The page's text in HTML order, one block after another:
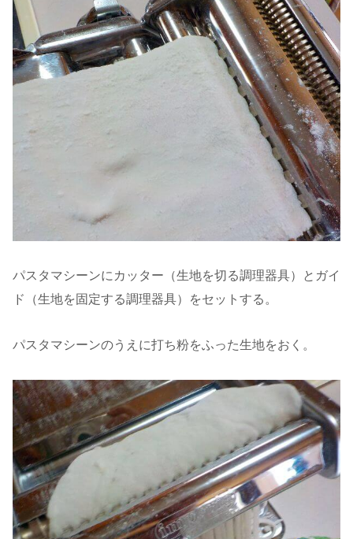
パスタマシーンにカッター（生地を切る調理器具）とガイ
ド（生地を固定する調理器具）をセットする。
パスタマシーンのうえに打ち粉をふった生地をおく。